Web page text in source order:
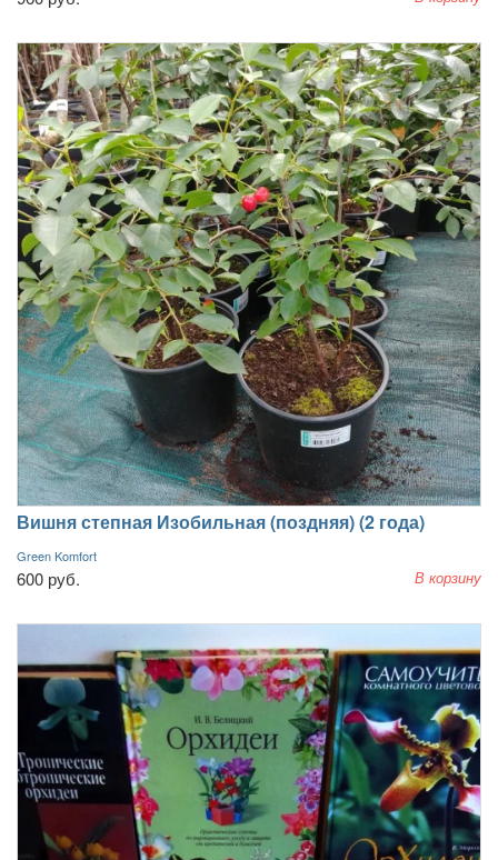
Вишня степная Изобильная (поздняя) (2 года)
Green Komfort
600 руб. В корзину